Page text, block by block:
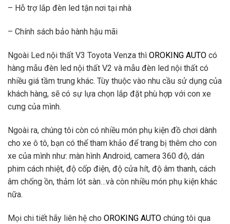
– Hỗ trợ lắp đèn led tận nơi tại nhà
– Chính sách bảo hành hậu mãi
Ngoài Led nội thất V3 Toyota Venza thì OROKING AUTO có
hàng mẫu đèn led nội thất V2 và mẫu đèn led nội thất có
nhiều giá tầm trung khác. Tùy thuộc vào nhu cầu sử dụng của
khách hàng, sẽ có sự lựa chọn lắp đặt phù hợp với con xe
cưng của mình.
Ngoài ra, chúng tôi còn có nhiều món phụ kiện đồ chơi dành
cho xe ô tô, bạn có thể tham khảo để trang bị thêm cho con
xe của mình như: màn hình Android, camera 360 độ, dán
phim cách nhiệt, độ cốp điện, độ cửa hít, độ âm thanh, cách
âm chống ồn, thảm lót sàn…và còn nhiều món phụ kiện khác
nữa.
Mọi chi tiết hãy liên hệ cho OROKING AUTO chúng tôi qua